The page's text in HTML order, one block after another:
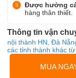
Được hưởng
hàng thân thiết.
Thông tin vận
nội thành HN, Đà
các tỉnh thành khác
MUA